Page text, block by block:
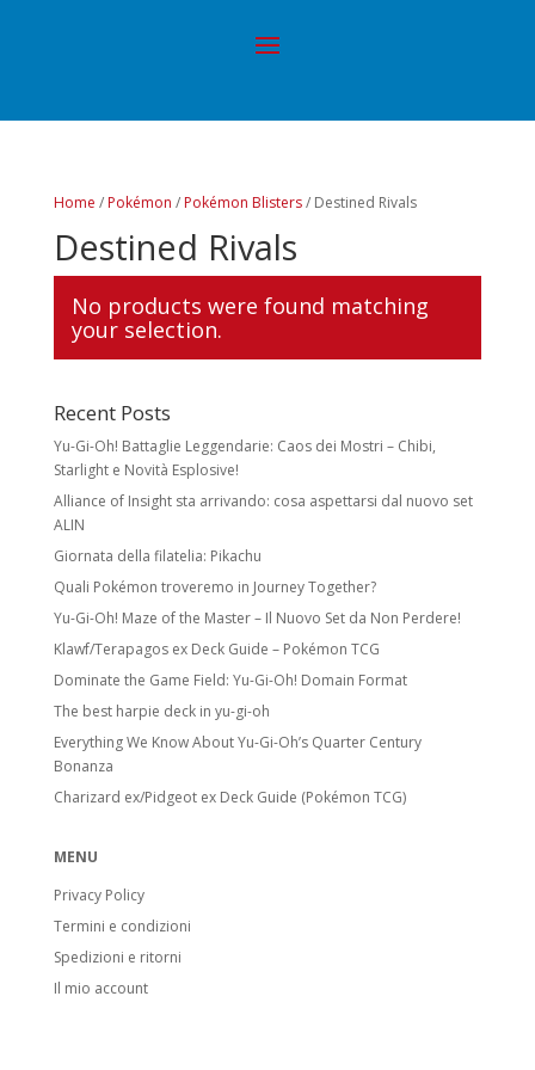
Home / Pokémon / Pokémon Blisters/ Destined Rivals
Destined Rivals
No products were found matching
your selection.
Recent Posts
Yu-Gi-Oh! Battaglie Leggendarie: Caos dei Mostri – Chibi,
Starlight e Novità Esplosive!
Alliance of Insight sta arrivando: cosa aspettarsi dal nuovo set
ALIN
Giornata della filatelia: Pikachu
Quali Pokémon troveremo in Journey Together?
Yu-Gi-Oh! Maze of the Master – Il Nuovo Set da Non Perdere!
Klawf/Terapagos ex Deck Guide – Pokémon TCG
Dominate the Game Field: Yu-Gi-Oh! Domain Format
The best harpie deck in yu-gi-oh
Everything We Know About Yu-Gi-Oh’s Quarter Century
Bonanza
Charizard ex/Pidgeot ex Deck Guide (Pokémon TCG)
MENU
Privacy Policy
Termini e condizioni
Spedizioni e ritorni
Il mio account